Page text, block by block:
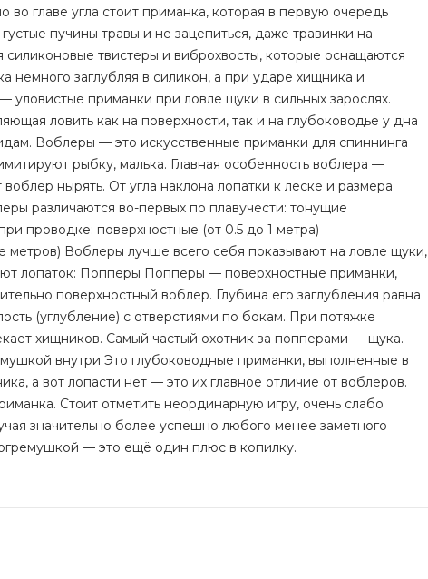
главе угла стоит приманка, которая в первую очередь
пучины травы и не зацепиться, даже травинки на
твистеры и виброхвосты, которые оснащаются
немного заглубляя в силикон, а при ударе хищника и
приманки при ловле щуки в сильных зарослях.
ловить как на поверхности, так и на глубоководье у дна
Воблеры — это искусственные приманки для спиннинга
рыбку, малька. Главная особенность воблера —
нырять. От угла наклона лопатки к леске и размера
различаются во-первых по плавучести: тонущие
проводке: поверхностные (от 0.5 до 1 метра)
метров) Воблеры лучше всего себя показывают на ловле щуки,
лопаток: Попперы Попперы — поверхностные приманки,
поверхностный воблер. Глубина его заглубления равна
(углубление) с отверстиями по бокам. При потяжке
хищников. Самый частый охотник за попперами — щука.
внутри Это глубоководные приманки, выполненные в
а вот лопасти нет — это их главное отличие от воблеров.
Стоит отметить неординарную игру, очень слабо
значительно более успешно любого менее заметного
— это ещё один плюс в копилку.